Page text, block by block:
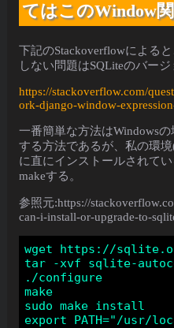
てはこのWindow
下記のStackoverflowによる
しない問題はSQLiteのバー
https://stackoverflow.com/
ork-django-window-
一番簡単な方法はWindows
する方法であるが、私の環
に直にインストールされて
makeする。
参照元:https://
can-i-install-or-upgrade-to-
wget https://
tar -xvf sqlite-
./configure
make
sudo make install
export PATH="/usr/